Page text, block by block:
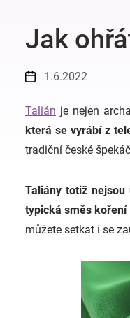
Jak
1.6.2022
Talián je nejen
která se vyrábí z
tradiční české
Taliány totiž
typická směs koření
můžete setkat i se